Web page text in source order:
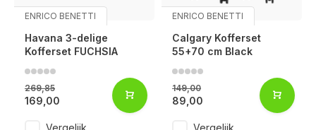
ENRICO BENETTI
Havana 3-delige
Kofferset FUCHSIA
269,85
169,00
Vergelijk
ENRICO BENETTI
Calgary Kofferset
55+70 cm Black
149,00
89,00
Vergelijk